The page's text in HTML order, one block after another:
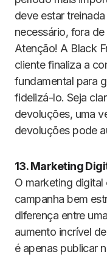
deve estar
necessário, fora de
Atenção! A Black
cliente finaliza a
fundamental para
fidelizá-lo. Seja
devoluções, uma
devoluções pode
13. Marketing
O marketing digital
campanha bem
diferença entre
aumento incrível
é apenas publicar